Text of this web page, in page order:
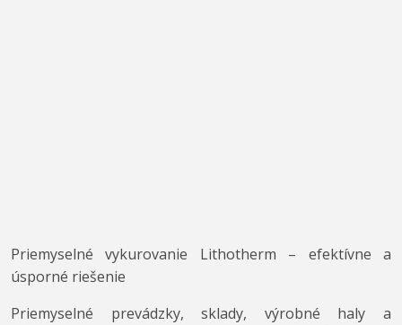
Priemyselné vykurovanie Lithotherm – efektívne a
úsporné riešenie
Priemyselné prevádzky, sklady, výrobné haly a